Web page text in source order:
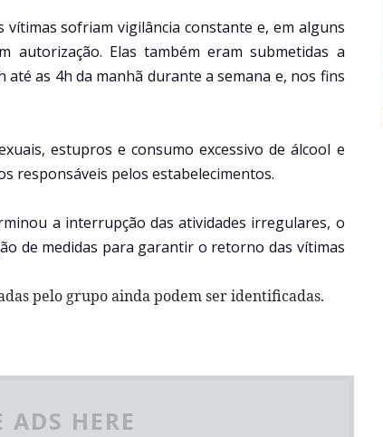
sofriam vigilância constante e, em alguns
autorização. Elas também eram submetidas a
as 4h da manhã durante a semana e, nos fins
estupros e consumo excessivo de álcool e
responsáveis pelos estabelecimentos.
a interrupção das atividades irregulares, o
de medidas para garantir o retorno das vítimas
pelo grupo ainda podem ser identificadas.
ADS HERE